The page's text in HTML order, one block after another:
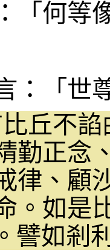
「何等
：「世
丘不
勤正念
律、顧
。如是
。譬如剎